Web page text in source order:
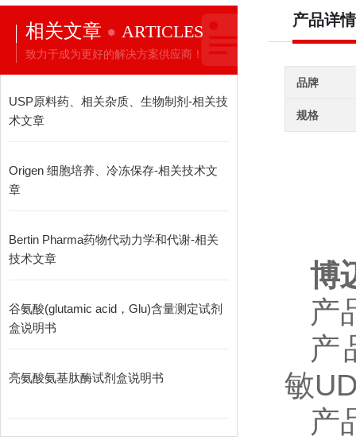
相关文章 ARTICLES
致力于成为更好的解决方案供应商！
USP原料药、相关杂质、生物制剂-相关技
术文章
Origen 细胞培养、冷冻保存-相关技术文
章
Bertin Pharma药物代动力学和代谢-相关
技术文章
谷氨酸(glutamic acid，Glu)含量测定试剂
盒说明书
亮氨酸氨基肽酶试剂盒说明书
产品详情
品牌
规格
博
产
产
敏
产